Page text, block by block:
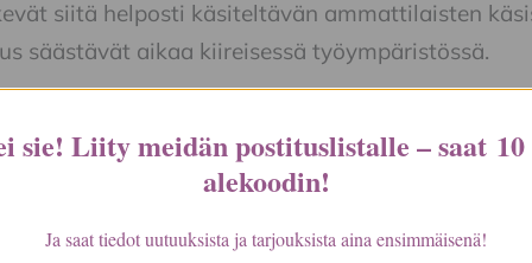
siitä helposti käsiteltävän ammattilaisten
säästävät aikaa kiireisessä työympäristössä.
parasta, ja he arvostavat sitä. Tämä
että välität asiakkaiden mukavuudesta ja
sie! Liity meidän postituslistalle – saat
alekoodin!
Ja saat tiedot uutuuksista ja tarjouksista aina ensimmäisenä!